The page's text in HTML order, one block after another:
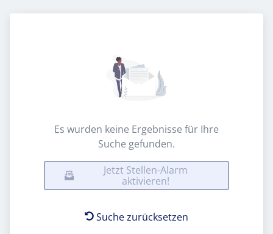
Es wurden keine Ergebnisse für Ihre
Suche gefunden.
Jetzt Stellen-Alarm
aktivieren!
Suche zurücksetzen